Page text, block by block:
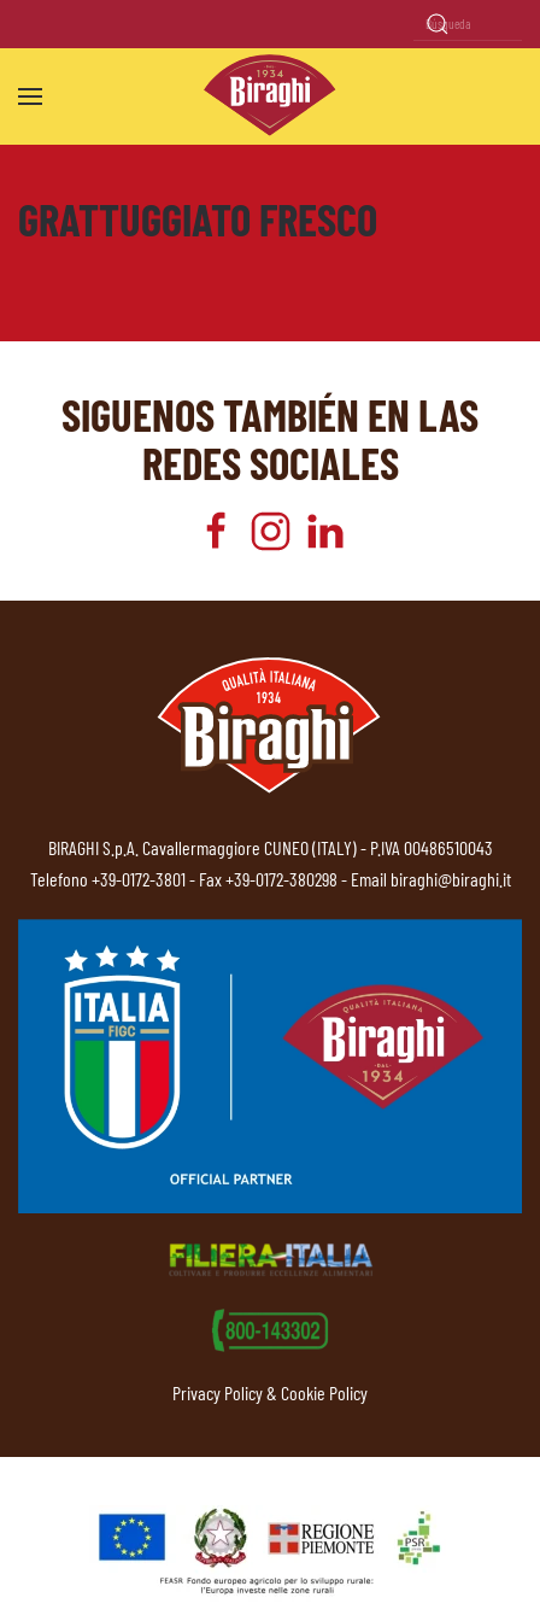
Skip to main content
GRATTUGGIATO FRESCO
SIGUENOS TAMBIÉN EN LAS
REDES SOCIALES
BIRAGHI S.p.A. Cavallermaggiore CUNEO (ITALY) - P.IVA 00486510043
Telefono +39-0172-3801- Fax +39-0172-380298 - Email biraghi@biraghi.it
Privacy Policy & Cookie Policy